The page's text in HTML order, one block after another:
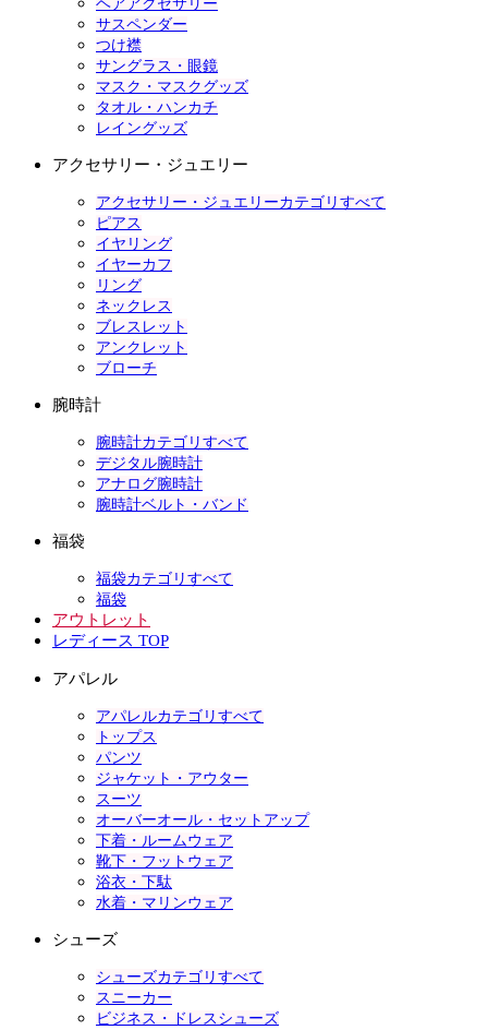
ヘアアクセサリー
サスペンダー
つけ襟
サングラス・眼鏡
マスク・マスクグッズ
タオル・ハンカチ
レイングッズ
アクセサリー・ジュエリー
アクセサリー・ジュエリーカテゴリすべて
ピアス
イヤリング
イヤーカフ
リング
ネックレス
ブレスレット
アンクレット
ブローチ
腕時計
腕時計カテゴリすべて
デジタル腕時計
アナログ腕時計
腕時計ベルト・バンド
福袋
福袋カテゴリすべて
福袋
アウトレット
レディース TOP
アパレル
アパレルカテゴリすべて
トップス
パンツ
ジャケット・アウター
スーツ
オーバーオール・セットアップ
下着・ルームウェア
靴下・フットウェア
浴衣・下駄
水着・マリンウェア
シューズ
シューズカテゴリすべて
スニーカー
ビジネス・ドレスシューズ